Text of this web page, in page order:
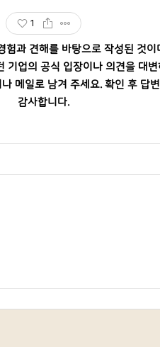
1
험과 견해를 바탕으로 작성된 것이
기업의 공식 입장이나 의견을 대
메일로 남겨 주세요. 확인 후 답
감사합니다.